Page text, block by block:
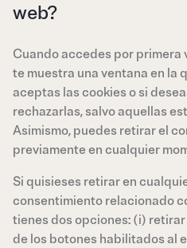
web?
Cuando accedes por primera
te muestra una ventana en la
aceptas las cookies o si
rechazarlas, salvo aquellas
Asimismo, puedes retirar el
previamente en cualquier
Si quisieses retirar en
consentimiento relacionado
tienes dos opciones: (i)
de los botones habilitados al